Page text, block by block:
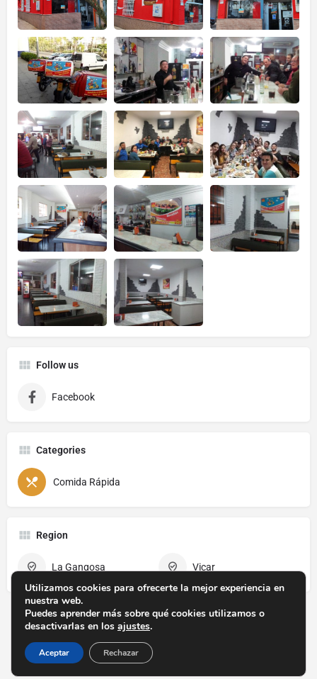
Follow us
Facebook
Categories
Comida Rápida
Region
La Gangosa Vicar
Utilizamos cookies para ofrecerte la mejor experiencia en
nuestra web.
Puedes aprender más sobre qué cookies utilizamos o
desactivarlas en los ajustes.
Aceptar Rechazar